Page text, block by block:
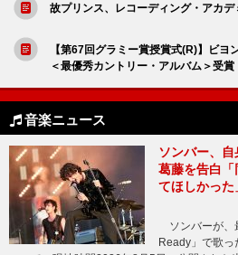
故プリンス、レコーディング・アカ
【第67回グラミー賞授賞式(R)】ビ
＜最優秀カントリー・アルバム＞受賞
音楽ニュース
ソンバー、
葛藤を告白「
てほしかった
ソンバーが、
Ready」で歌っ